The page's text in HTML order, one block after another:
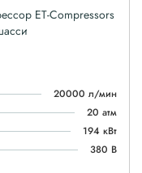
ET-Compressors
20000 л/мин
20 атм
194 кВт
380 В